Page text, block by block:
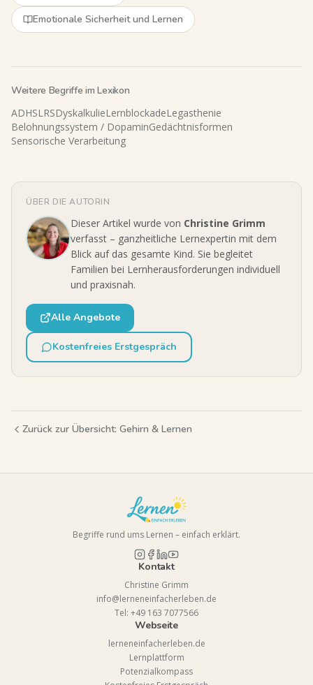
Emotionale Sicherheit und Lernen
Weitere Begriffe im Lexikon
ADHSLRSDyskalkulieLernblockadeLegasthenie
Belohnungssystem / DopaminGedächtnisformen
Sensorische Verarbeitung
ÜBER DIE AUTORIN
Dieser Artikel wurde von Christine Grimm
verfasst – ganzheitliche Lernexpertin mit dem
Blick auf das gesamte Kind. Sie begleitet
Familien bei Lernherausforderungen individuell
und praxisnah.
Alle Angebote
Kostenfreies Erstgespräch
Zurück zur Übersicht: Gehirn & Lernen
Begriffe rund ums Lernen – einfach erklärt.
Kontakt
Christine Grimm
info@lerneneinfacherleben.de
Tel: +49 163 7077566
Webseite
lerneneinfacherleben.de
Lernplattform
Potenzialkompass